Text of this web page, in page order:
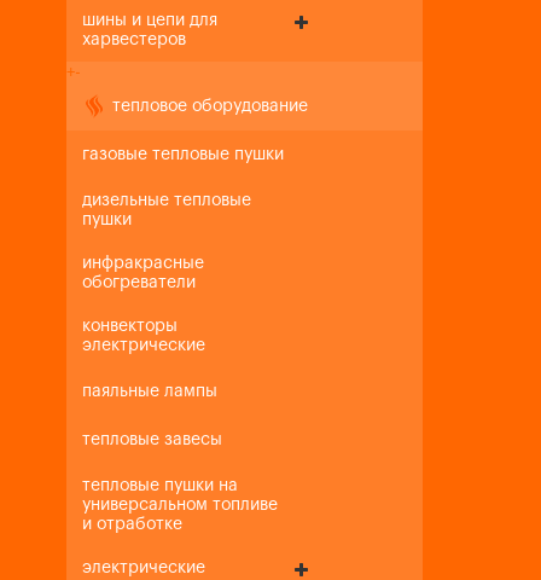
шины и цепи для
харвестеров
+-
тепловое оборудование
газовые тепловые пушки
дизельные тепловые
пушки
инфракрасные
обогреватели
конвекторы
электрические
паяльные лампы
тепловые завесы
тепловые пушки на
универсальном топливе
и отработке
электрические